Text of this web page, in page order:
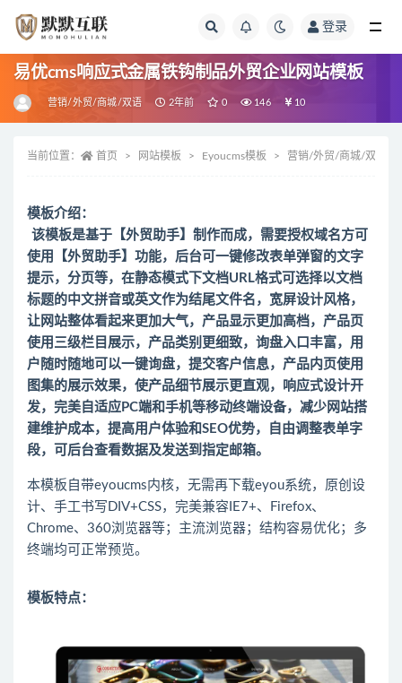
登录
易优cms响应式金属铁钩制品外贸企业网站模板
营销/外贸/商城/双语 2年前 0 146 10
当前位置： 首页 网站模板 Eyoucms模板 营销/外贸/商城/双语
模板介绍：
该模板是基于【外贸助手】制作而成，需要授权域名方可
使用【外贸助手】功能，后台可一键修改表单弹窗的文字
提示，分页等，在静态模式下文档URL格式可选择以文档
标题的中文拼音或英文作为结尾文件名，宽屏设计风格，
让网站整体看起来更加大气，产品显示更加高档，产品页
使用三级栏目展示，产品类别更细致，询盘入口丰富，用
户随时随地可以一键询盘，提交客户信息，产品内页使用
图集的展示效果，使产品细节展示更直观，响应式设计开
发，完美自适应PC端和手机等移动终端设备，减少网站搭
建维护成本，提高用户体验和SEO优势，自由调整表单字
段，可后台查看数据及发送到指定邮箱。
本模板自带eyoucms内核，无需再下载eyou系统，原创设
计、手工书写DIV+CSS，完美兼容IE7+、Firefox、
Chrome、360浏览器等；主流浏览器；结构容易优化；多
终端均可正常预览。
模板特点：